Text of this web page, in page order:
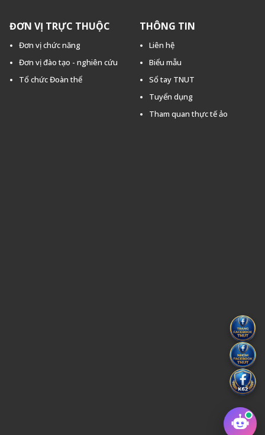
ĐƠN VỊ TRỰC THUỘC
Đơn vị chức năng
Đơn vị đào tạo - nghiên cứu
Tổ chức Đoàn thể
THÔNG TIN
Liên hệ
Biểu mẫu
Sổ tay TNUT
Tuyển dụng
Tham quan thực tế ảo